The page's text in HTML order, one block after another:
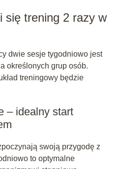
się trening 2 razy w
dwie sesje tygodniowo jest
określonych grup osób.
treningowy będzie
– idealny start
swoją przygodę z
to optymalne